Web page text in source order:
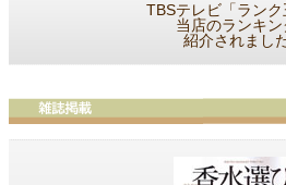
TBSテレビ「ラン
当店のランキ
紹介されまし